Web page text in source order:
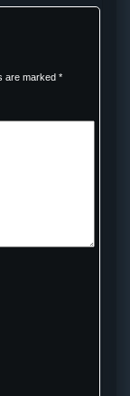
are marked *